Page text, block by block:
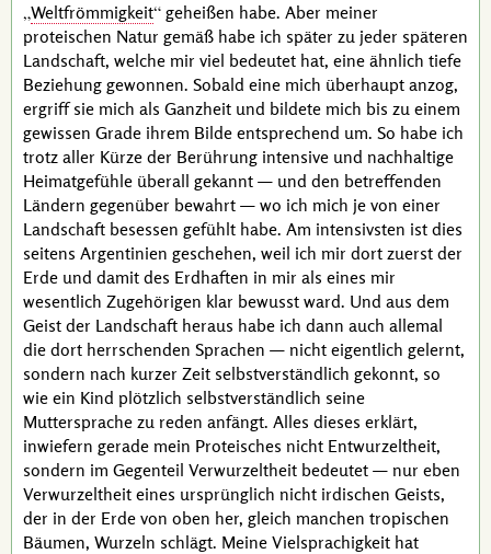
Weltfrömmigkeit geheißen habe. Aber meiner
proteischen Natur gemäß habe ich später zu jeder späteren
Landschaft, welche mir viel bedeutet hat, eine ähnlich tiefe
Beziehung gewonnen. Sobald eine mich überhaupt anzog,
ergriff sie mich als Ganzheit und bildete mich bis zu einem
gewissen Grade ihrem Bilde entsprechend um. So habe ich
trotz aller Kürze der Berührung intensive und nachhaltige
Heimatgefühle überall gekannt — und den betreffenden
Ländern gegenüber bewahrt — wo ich mich je von einer
Landschaft besessen gefühlt habe. Am intensivsten ist dies
seitens Argentinien geschehen, weil ich mir dort zuerst der
Erde und damit des Erdhaften in mir als eines mir
wesentlich Zugehörigen klar bewusst ward. Und aus dem
Geist der Landschaft heraus habe ich dann auch allemal
die dort herrschenden Sprachen — nicht eigentlich gelernt,
sondern nach kurzer Zeit selbstverständlich gekonnt, so
wie ein Kind plötzlich selbstverständlich seine
Muttersprache zu reden anfängt. Alles dieses erklärt,
inwiefern gerade mein Proteisches nicht Entwurzeltheit,
sondern im Gegenteil Verwurzeltheit bedeutet — nur eben
Verwurzeltheit eines ursprünglich nicht irdischen Geists,
der in der Erde von oben her, gleich manchen tropischen
Bäumen, Wurzeln schlägt. Meine Vielsprachigkeit hat